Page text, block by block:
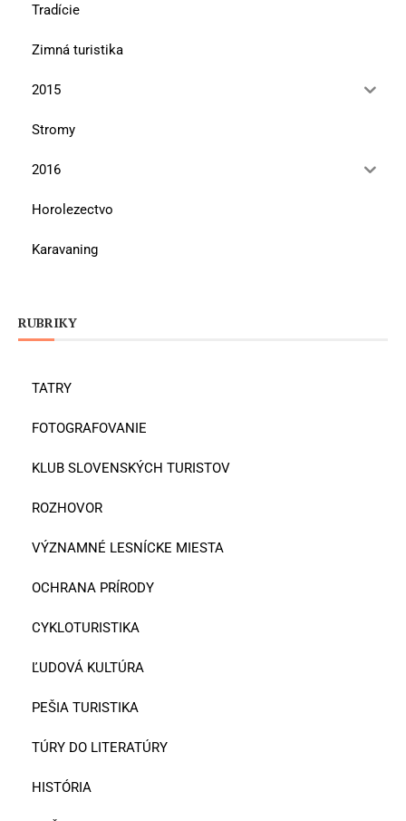
Tradície
Zimná turistika
2015
Stromy
2016
Horolezectvo
Karavaning
RUBRIKY
TATRY
FOTOGRAFOVANIE
KLUB SLOVENSKÝCH TURISTOV
ROZHOVOR
VÝZNAMNÉ LESNÍCKE MIESTA
OCHRANA PRÍRODY
CYKLOTURISTIKA
ĽUDOVÁ KULTÚRA
PEŠIA TURISTIKA
TÚRY DO LITERATÚRY
HISTÓRIA